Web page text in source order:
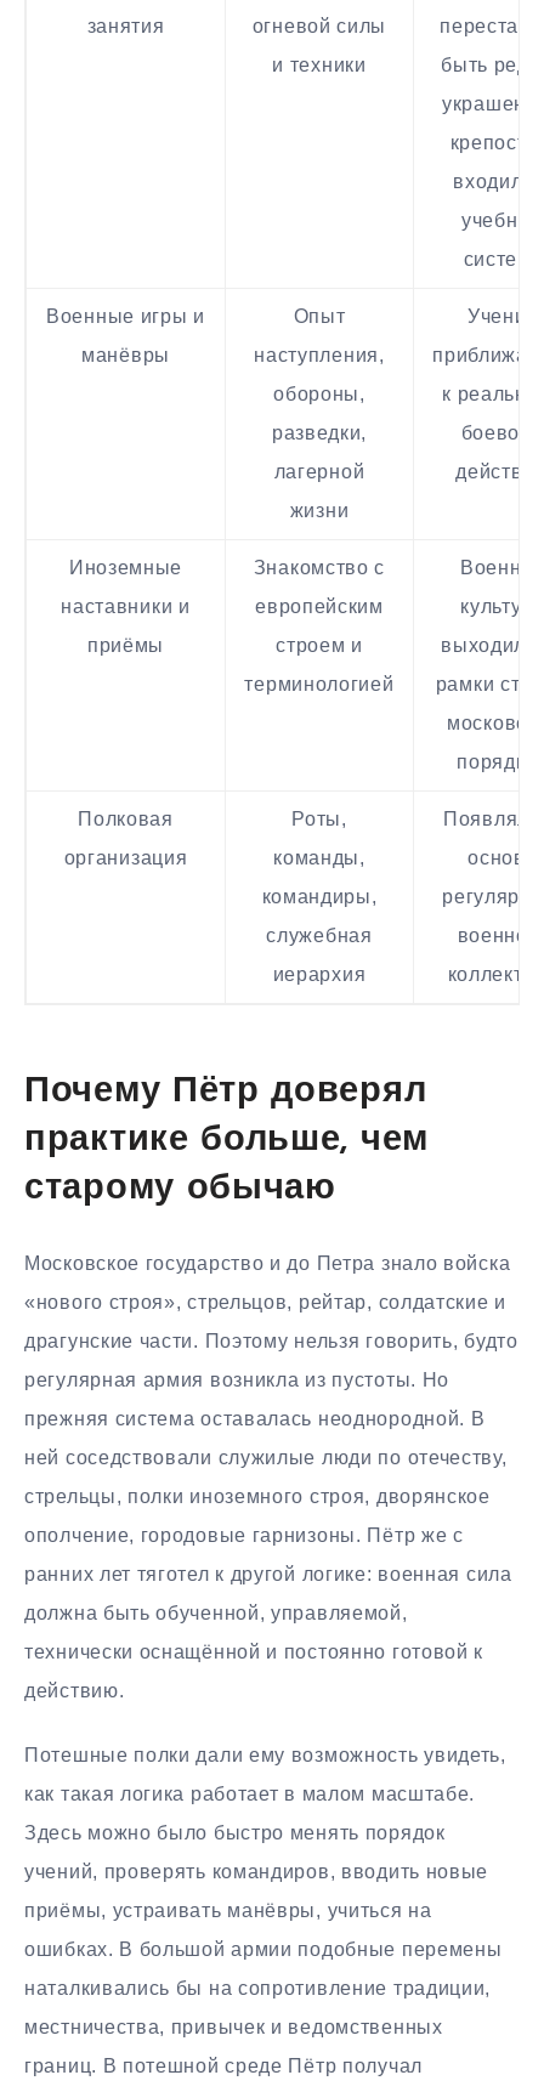
занятия
огневой силы
и техники
быть
крепости
входила
учебную
систему
Военные игры и
манёвры
Опыт
наступления,
обороны,
разведки,
лагерной
жизни
Учение
к
боевому
Иноземные
наставники и
приёмы
Знакомство с
европейским
строем и
терминологией
Военная
культура
выходила
рамки
Полковая
организация
Роты,
команды,
командиры,
служебная
иерархия
основа
Почему Пётр доверял
практике больше, чем
старому обычаю
Московское государство и до Петра знало войска
«нового строя», стрельцов, рейтар, солдатские и
драгунские части. Поэтому нельзя говорить, будто
регулярная армия возникла из пустоты. Но
прежняя система оставалась неоднородной. В
ней соседствовали служилые люди по отечеству,
стрельцы, полки иноземного строя, дворянское
ополчение, городовые гарнизоны. Пётр же с
ранних лет тяготел к другой логике: военная сила
должна быть обученной, управляемой,
технически оснащённой и постоянно готовой к
действию.
Потешные полки дали ему возможность увидеть,
как такая логика работает в малом масштабе.
Здесь можно было быстро менять порядок
учений, проверять командиров, вводить новые
приёмы, устраивать манёвры, учиться на
ошибках. В большой армии подобные перемены
наталкивались бы на сопротивление традиции,
местничества, привычек и ведомственных
границ. В потешной среде Пётр получал